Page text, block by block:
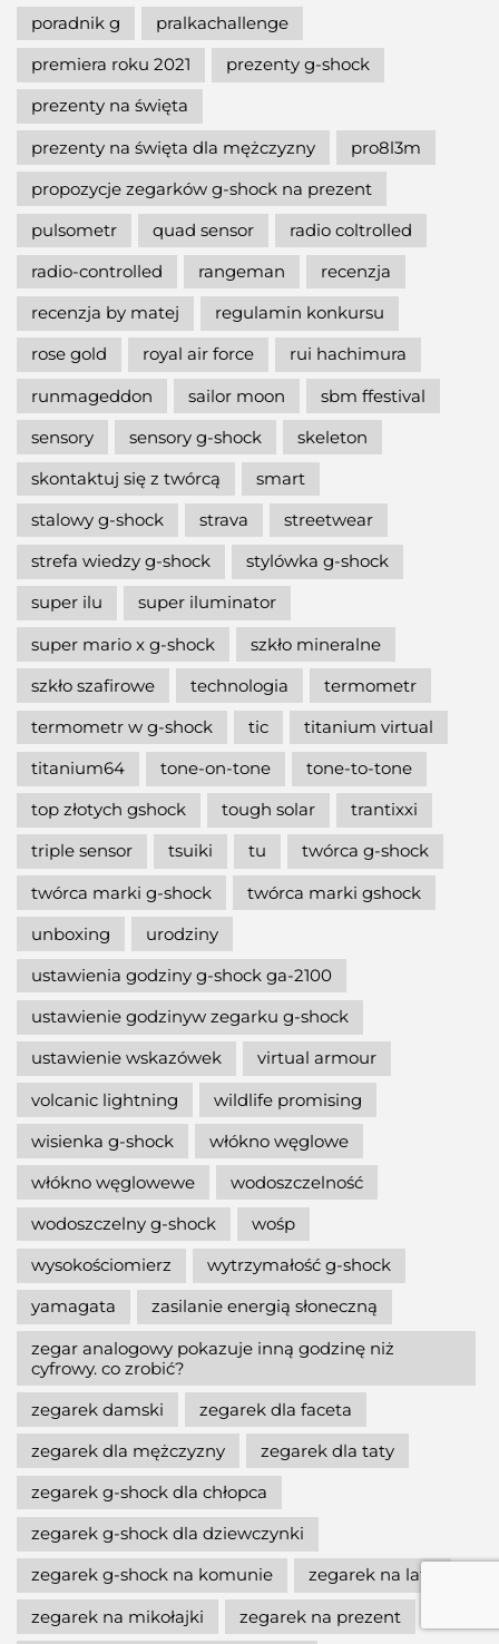
poradnik g
pralkachallenge
premiera roku 2021
prezenty g-shock
prezenty na święta
prezenty na święta dla mężczyzny
pro8l3m
propozycje zegarków g-shock na prezent
pulsometr
quad sensor
radio coltrolled
radio-controlled
rangeman
recenzja
recenzja by matej
regulamin konkursu
rose gold
royal air force
rui hachimura
runmageddon
sailor moon
sbm ffestival
sensory
sensory g-shock
skeleton
skontaktuj się z twórcą
smart
stalowy g-shock
strava
streetwear
strefa wiedzy g-shock
stylówka g-shock
super ilu
super iluminator
super mario x g-shock
szkło mineralne
szkło szafirowe
technologia
termometr
termometr w g-shock
tic
titanium virtual
titanium64
tone-on-tone
tone-to-tone
top złotych gshock
tough solar
trantixxi
triple sensor
tsuiki tu
twórca g-shock
twórca marki g-shock
twórca marki gshock
unboxing
urodziny
ustawienia godziny g-shock ga-2100
ustawienie godzinyw zegarku g-shock
ustawienie wskazówek
virtual armour
volcanic lightning
wildlife promising
wisienka g-shock
włókno węglowe
włókno węglowewe
wodoszczelność
wodoszczelny g-shock
wośp
wysokościomierz
wytrzymałość g-shock
yamagata
zasilanie energią słoneczną
zegar analogowy pokazuje inną godzinę niż
cyfrowy. co zrobić?
zegarek damski
zegarek dla faceta
zegarek dla mężczyzny
zegarek dla taty
zegarek g-shock dla chłopca
zegarek g-shock dla dziewczynki
zegarek g-shock na komunie
zegarek na lato
zegarek na mikołajki
zegarek na prezent